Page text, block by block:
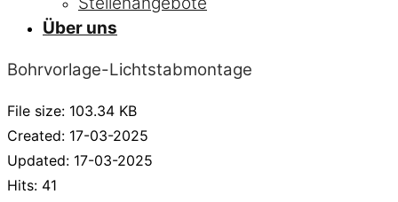
Über uns
Bohrvorlage-Lichtstabmontage
File size: 103.34 KB
Created: 17-03-2025
Updated: 17-03-2025
Hits: 41